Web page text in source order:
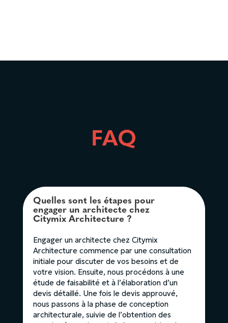
FAQ
Quelles sont les étapes pour
engager un architecte chez
Citymix Architecture ?
Engager un architecte chez Citymix
Architecture commence par une consultation
initiale pour discuter de vos besoins et de
votre vision. Ensuite, nous procédons à une
étude de faisabilité et à l’élaboration d’un
devis détaillé. Une fois le devis approuvé,
nous passons à la phase de conception
architecturale, suivie de l’obtention des